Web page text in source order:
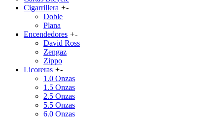
Cigarrillera +-
Doble
Plana
Encendedores +-
David Ross
Zengaz
Zippo
Licoreras +-
1.0 Onzas
1.5 Onzas
2.5 Onzas
5.5 Onzas
6.0 Onzas